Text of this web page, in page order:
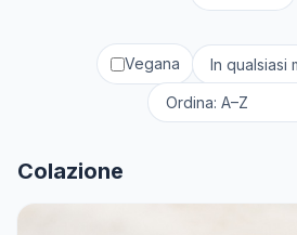
Vegana
Colazione